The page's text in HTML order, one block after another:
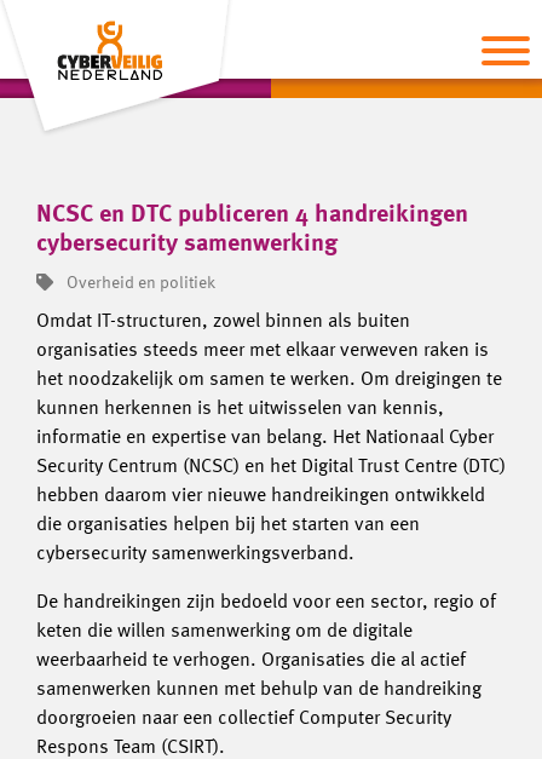
NCSC en DTC publiceren 4 handreikingen
cybersecurity samenwerking
Overheid en politiek
Omdat IT-structuren, zowel binnen als buiten
organisaties steeds meer met elkaar verweven raken is
het noodzakelijk om samen te werken. Om dreigingen te
kunnen herkennen is het uitwisselen van kennis,
informatie en expertise van belang. Het Nationaal Cyber
Security Centrum (NCSC) en het Digital Trust Centre (DTC)
hebben daarom vier nieuwe handreikingen ontwikkeld
die organisaties helpen bij het starten van een
cybersecurity samenwerkingsverband.
De handreikingen zijn bedoeld voor een sector, regio of
keten die willen samenwerking om de digitale
weerbaarheid te verhogen. Organisaties die al actief
samenwerken kunnen met behulp van de handreiking
doorgroeien naar een collectief Computer Security
Respons Team (CSIRT).